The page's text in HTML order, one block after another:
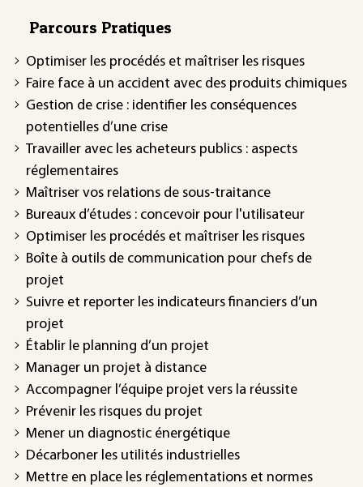
Parcours Pratiques
Optimiser les procédés et maîtriser les risques
Faire face à un accident avec des produits chimiques
Gestion de crise : identifier les conséquences
potentielles d’une crise
Travailler avec les acheteurs publics : aspects
réglementaires
Maîtriser vos relations de sous-traitance
Bureaux d’études : concevoir pour l'utilisateur
Optimiser les procédés et maîtriser les risques
Boîte à outils de communication pour chefs de
projet
Suivre et reporter les indicateurs financiers d’un
projet
Établir le planning d’un projet
Manager un projet à distance
Accompagner l’équipe projet vers la réussite
Prévenir les risques du projet
Mener un diagnostic énergétique
Décarboner les utilités industrielles
Mettre en place les réglementations et normes